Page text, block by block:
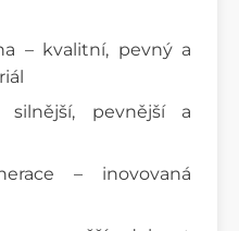
– kvalitní, pevný a
silnější, pevnější a
– inovovaná